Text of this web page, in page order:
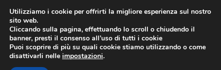
contenuto
Utilizziamo i cookie per offrirti la migliore esperienza sul nostro
sito web.
Cliccando sulla pagina, effettuando lo scroll o chiudendo il
banner, presti il consenso all’uso di tutti i cookie
Puoi scoprire di più su quali cookie stiamo utilizzando o come
disattivarli nelle impostazioni.